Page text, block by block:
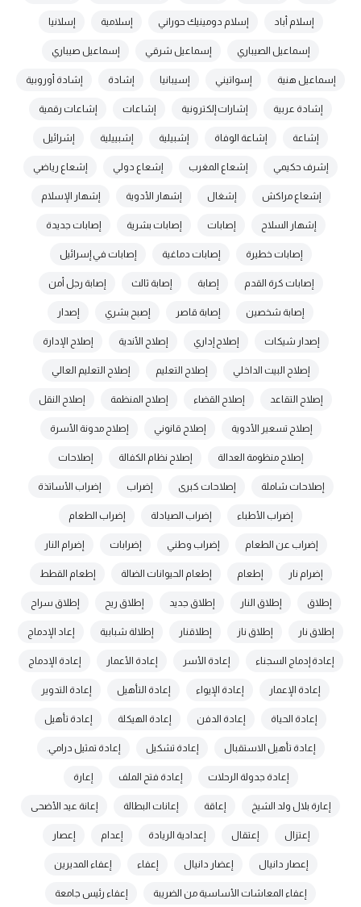
إسلام أباد إسلام دومينيك حوراني إسلامية إسلانيا
إسماعيل الصيباري إسماعيل شرقي إسماعيل صيباري
إسماعيل هنية إسواتيني إسيبانيا إشادة إشادة أوروبية
إشادة عربية إشارات إلكترونية إشاعات إشاعات رقمية
إشاعة إشاعة الوفاة إشبيلية إشبييلية إشرائيل
إشرف حكيمي إشعاع المغرب إشعاع دولي إشعاع رياضي
إشعاع مراكش إشغال إشهار الأدوية إشهار الإسلام
إشهار السلاح إصابات إصابات بشرية إصابات جديدة
إصابات خطيرة إصابات دماغية إصابات في إسرائيل
إصابات كرة القدم إصابة إصابة ثالث إصابة رجل أمن
إصابة شخصين إصابة قاصر إصبح بشري إصدار
إصدار شيكات إصلاح إداري إصلاح الأندية إصلاح الإدارة
إصلاح البيت الداخلي إصلاح التعليم إصلاح التعليم العالي
إصلاح التقاعد إصلاح القضاء إصلاح المنظمة إصلاح النقل
إصلاح تسعير الأدوية إصلاح قانوني إصلاح مدونة الأسرة
إصلاح منظومة العدالة إصلاح نظام الكفالة إصلاحات
إصلاحات شاملة إصلاحات كبرى إضراب إضراب الأساتذة
إضراب الأطباء إضراب الصيادلة إضراب الطعام
إضراب عن الطعام إضراب وطني إضرابات إضرام النار
إضرام نار إطعام إطعام الحيوانات الضالة إطعام القطط
إطلاق إطلاق النار إطلاق جديد إطلاق ريح إطلاق سراح
إطلاق نار إطلاق ناز إطلاقنار إطلالة شبابية إعاد الإدماج
إعادة إدماج السجناء إعادة الأسر إعادة الأعمار إعادة الإدماج
إعادة الإعمار إعادة الإيواء إعادة التأهيل إعادة التدوير
إعادة الحياة إعادة الدفن إعادة الهيكلة إعادة تأهيل
إعادة تأهيل الاستقبال إعادة تشكيل إعادة تمثيل درامي.
إعادة جدولة الرحلات إعادة فتح الملف إعارة
إعارة بلال ولد الشيخ إعاقة إعانات البطالة إعانة عيد الأضحى
إعتزال إعتقال إعدادية الريادة إعدام إعصار
إعصار دانيال إعضار دانيال إعفاء إعفاء المديرين
إعفاء المعاشات الأساسية من الضريبة إعفاء رئيس جامعة